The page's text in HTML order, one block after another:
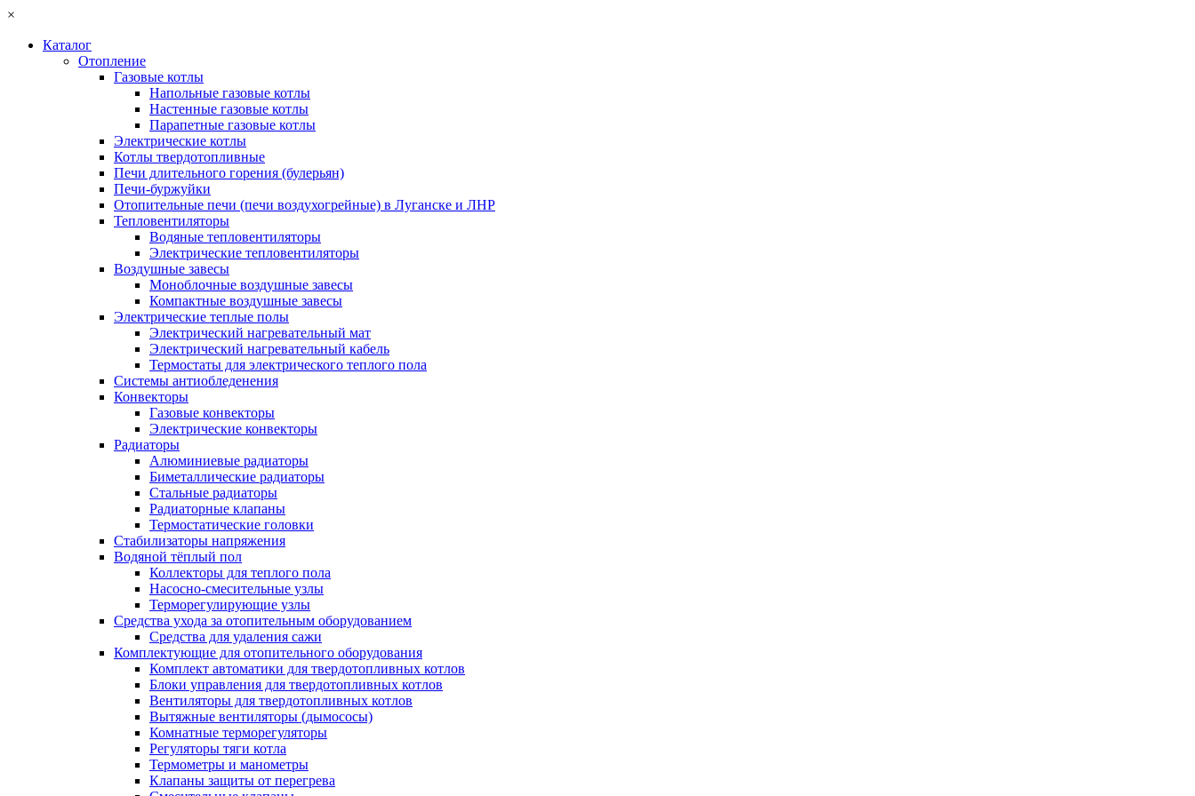
×
Каталог
Отопление
Газовые котлы
Напольные газовые котлы
Настенные газовые котлы
Парапетные газовые котлы
Электрические котлы
Котлы твердотопливные
Печи длительного горения (булерьян)
Печи-буржуйки
Отопительные печи (печи воздухогрейные) в Луганске и ЛНР
Тепловентиляторы
Водяные тепловентиляторы
Электрические тепловентиляторы
Воздушные завесы
Моноблочные воздушные завесы
Компактные воздушные завесы
Электрические теплые полы
Электрический нагревательный мат
Электрический нагревательный кабель
Термостаты для электрического теплого пола
Системы антиобледенения
Конвекторы
Газовые конвекторы
Электрические конвекторы
Радиаторы
Алюминиевые радиаторы
Биметаллические радиаторы
Стальные радиаторы
Радиаторные клапаны
Термостатические головки
Стабилизаторы напряжения
Водяной тёплый пол
Коллекторы для теплого пола
Насосно-смесительные узлы
Терморегулирующие узлы
Средства ухода за отопительным оборудованием
Средства для удаления сажи
Комплектующие для отопительного оборудования
Комплект автоматики для твердотопливных котлов
Блоки управления для твердотопливных котлов
Вентиляторы для твердотопливных котлов
Вытяжные вентиляторы (дымососы)
Комнатные терморегуляторы
Регуляторы тяги котла
Термометры и манометры
Клапаны защиты от перегрева